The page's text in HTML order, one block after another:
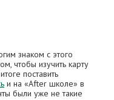
знаком с этого
чтобы изучить карту
поставить
и на «After школе» в
были уже не такие